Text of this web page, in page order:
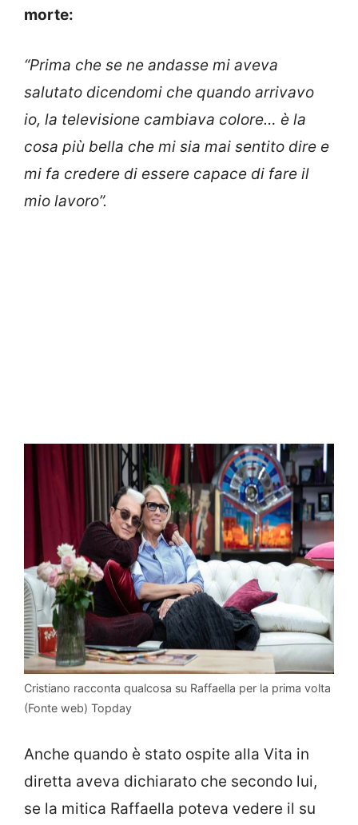
morte:
“Prima che se ne andasse mi aveva
salutato dicendomi che quando arrivavo
io, la televisione cambiava colore… è la
cosa più bella che mi sia mai sentito dire e
mi fa credere di essere capace di fare il
mio lavoro”.
Cristiano racconta qualcosa su Raffaella per la prima volta
(Fonte web) Topday
Anche quando è stato ospite alla Vita in
diretta aveva dichiarato che secondo lui,
se la mitica Raffaella poteva vedere il su